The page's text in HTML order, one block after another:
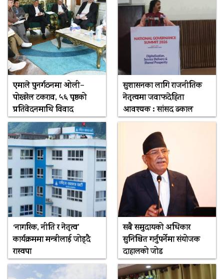
एमाले पुनर्गठनमा ओली–
पोखरेल टकराव, ५६ पृष्ठको
प्रतिवेदनमाथि विवाद
सुशासनका लागि राजनीतिक
नेतृत्वमा जवाफदेहिता
आवश्यक : सांसद ढकाल
‘नागरिक, नीति र नेतृत्व’
कार्यक्रममा मन्त्रीलाई जोड्दै
रास्वपा
सबै समुदायको अधिकार
सुनिश्चित गर्नुपर्नेमा संयोजक
दाहालको जोड